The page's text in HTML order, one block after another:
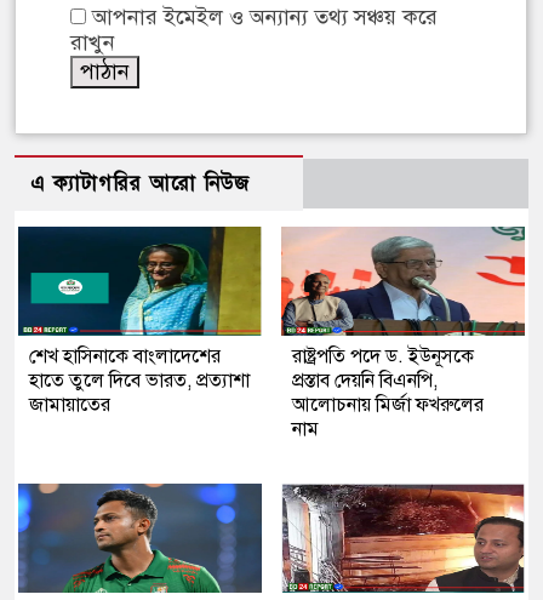
আপনার ইমেইল ও অন্যান্য তথ্য সঞ্চয় করে
রাখুন
এ ক্যাটাগরির আরো নিউজ
শেখ হাসিনাকে বাংলাদেশের
হাতে তুলে দিবে ভারত, প্রত্যাশা
জামায়াতের
রাষ্ট্রপতি পদে ড. ইউনূসকে
প্রস্তাব দেয়নি বিএনপি,
আলোচনায় মির্জা ফখরুলের
নাম